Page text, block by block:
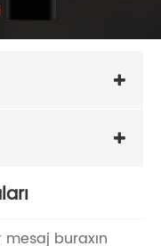
mesaj buraxın